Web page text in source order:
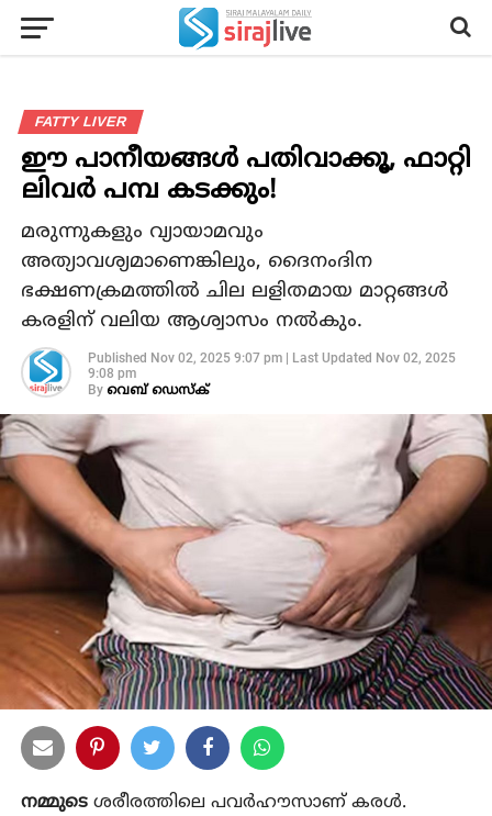
FATTY LIVER
ഈ പാനീയങ്ങൾ പതിവാക്കൂ, ഫാറ്റി
ലിവർ പമ്പ കടക്കും!
മരുന്നുകളും വ്യായാമവും
അത്യാവശ്യമാണെങ്കിലും, ദൈനംദിന
ഭക്ഷണക്രമത്തില്‍ ചില ലളിതമായ മാറ്റങ്ങള്‍
കരളിന് വലിയ ആശ്വാസം നല്‍കും.
Published Nov 02, 2025 9:07 pm| Last Updated Nov 02, 2025
9:08 pm
By വെബ് ഡെസ്‌ക്
നമ്മുടെശരീരത്തിലെ പവര്‍ഹൗസാണ് കരൾ.